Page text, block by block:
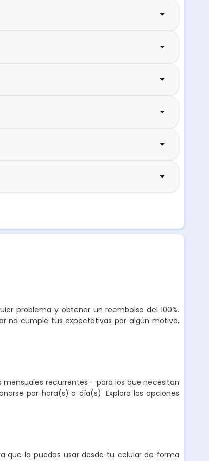
problema y obtener un reembolso del 100%.
no cumple tus expectativas por algún motivo,
recurrentes - para los que necesitan
por hora(s) o día(s). Explora las opciones
que la puedas usar desde tu celular de forma